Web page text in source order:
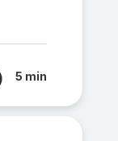
5 min